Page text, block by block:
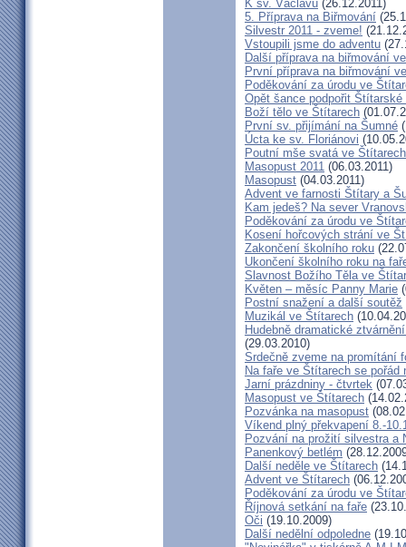
K sv. Václavu (26.12.2011)
5. Příprava na Biřmování
Silvestr 2011 - zveme!
Vstoupili jsme do adventu
Další příprava na biřmování
První příprava na biřmování
Poděkování za úrodu ve
Opět šance podpořit Štítarské
Boží tělo ve Štítarech
První sv. přijímání na Šumné
Úcta ke sv. Floriánovi
Poutní mše svatá ve
Masopust 2011 (06.03.2011)
Masopust (04.03.2011)
Advent ve farnosti Štítary a
Kam jedeš? Na sever
Poděkování za úrodu ve
Kosení hořcových strání ve
Zakončení školního roku
Ukončení školního roku na
Slavnost Božího Těla ve
Květen – měsíc Panny Marie
Postní snažení a další soutěž
Muzikál ve Štítarech
Hudebně dramatické
(29.03.2010)
Srdečně zveme na promítání
Na faře ve Štítarech se pořád
Jarní prázdniny - čtvrtek
Masopust ve Štítarech
Pozvánka na masopust
Víkend plný překvapení 8.-
Pozvání na prožití silvestra a
Panenkový betlém
Další neděle ve Štítarech
Advent ve Štítarech
Poděkování za úrodu ve
Říjnová setkání na faře
Oči (19.10.2009)
Další nedělní odpoledne